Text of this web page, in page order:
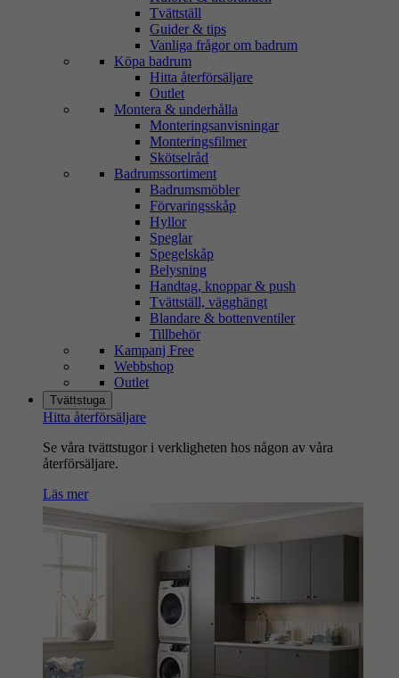
Tvättställ
Guider & tips
Vanliga frågor om badrum
Köpa badrum
Hitta återförsäljare
Outlet
Montera & underhålla
Monteringsanvisningar
Monteringsfilmer
Skötselråd
Badrumssortiment
Badrumsmöbler
Förvaringsskåp
Hyllor
Speglar
Spegelskåp
Belysning
Handtag, knoppar & push
Tvättställ, vägghängt
Blandare & bottenventiler
Tillbehör
Kampanj Free
Webbshop
Outlet
Tvättstuga
Hitta återförsäljare
Se våra tvättstugor i verkligheten hos någon av våra
återförsäljare.
Läs mer